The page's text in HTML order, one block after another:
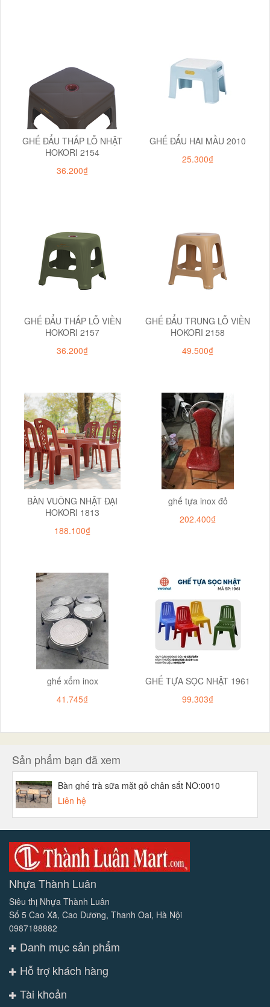
GHẾ ĐẨU THẤP LỖ NHẬT
HOKORI 2154
36.200₫
GHẾ ĐẨU HAI MẦU 2010
25.300₫
GHẾ ĐẨU THẤP LỖ VIỀN
HOKORI 2157
36.200₫
GHẾ ĐẨU TRUNG LỖ VIỀN
HOKORI 2158
49.500₫
BÀN VUÔNG NHẬT ĐẠI
HOKORI 1813
188.100₫
ghế tựa inox đỏ
202.400₫
ghế xổm inox
41.745₫
GHẾ TỰA SỌC NHẬT 1961
99.303₫
Sản phẩm bạn đã xem
Bàn ghế trà sữa mặt gỗ chân sắt NO:0010
Liên hệ
Nhựa Thành Luân
Siêu thị Nhựa Thành Luân
Số 5 Cao Xã, Cao Dương, Thanh Oai, Hà Nội
0987188882
Danh mục sản phẩm
Hỗ trợ khách hàng
Tài khoản